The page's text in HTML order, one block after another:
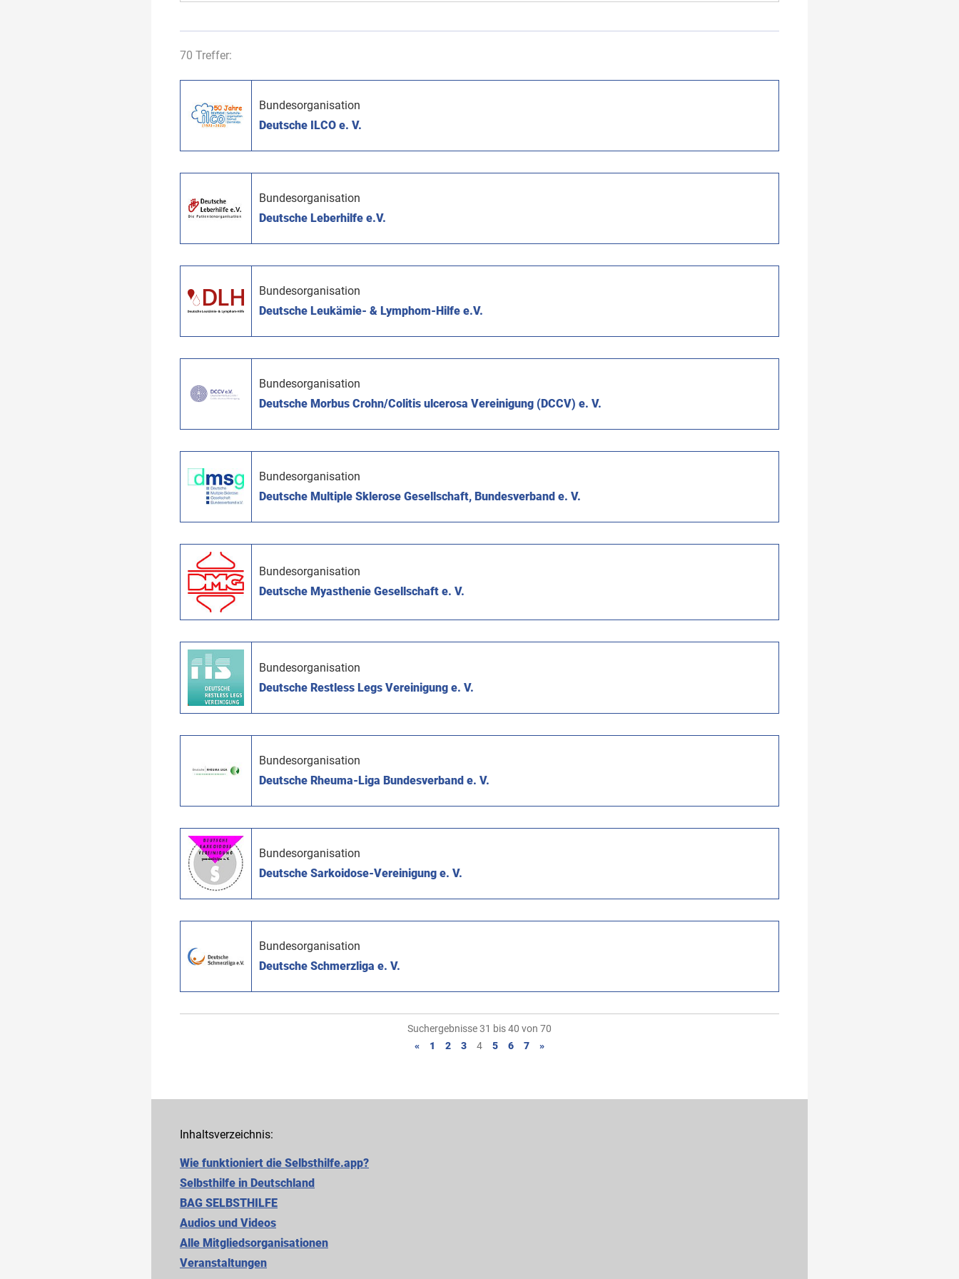
70 Treffer:
Bundesorganisation
Deutsche ILCO e. V.
Bundesorganisation
Deutsche Leberhilfe e.V.
Bundesorganisation
Deutsche Leukämie- & Lymphom-Hilfe e.V.
Bundesorganisation
Deutsche Morbus Crohn/Colitis ulcerosa Vereinigung (DCCV) e. V.
Bundesorganisation
Deutsche Multiple Sklerose Gesellschaft, Bundesverband e. V.
Bundesorganisation
Deutsche Myasthenie Gesellschaft e. V.
Bundesorganisation
Deutsche Restless Legs Vereinigung e. V.
Bundesorganisation
Deutsche Rheuma-Liga Bundesverband e. V.
Bundesorganisation
Deutsche Sarkoidose-Vereinigung e. V.
Bundesorganisation
Deutsche Schmerzliga e. V.
Suchergebnisse 31 bis 40 von 70
«
1 2 3 4 5 6 7 »
Inhaltsverzeichnis:
Wie funktioniert die Selbsthilfe.app?
Selbsthilfe in Deutschland
BAG SELBSTHILFE
Audios und Videos
Alle Mitgliedsorganisationen
Veranstaltungen